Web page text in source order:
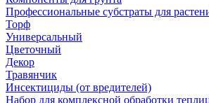
Профессиональные субстраты для
Торф
Универсальный
Цветочный
Декор
Травянчик
Инсектициды (от вредителей)
Набор для комплексной обработки